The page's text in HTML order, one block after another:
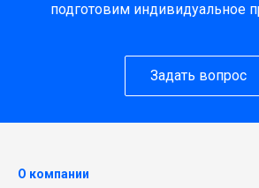
подготовим индивидуальное
Задать вопрос
О компании